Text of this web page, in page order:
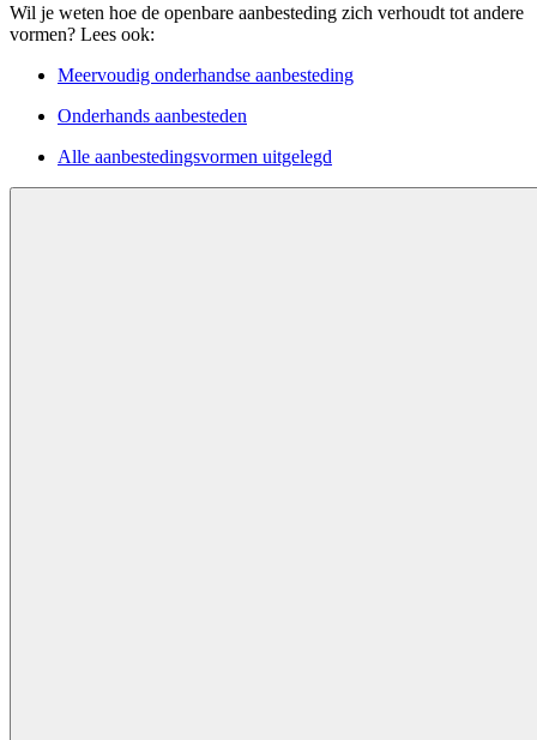
Wil je weten hoe de openbare aanbesteding zich verhoudt tot andere
vormen? Lees ook:
Meervoudig onderhandse aanbesteding
Onderhands aanbesteden
Alle aanbestedingsvormen uitgelegd